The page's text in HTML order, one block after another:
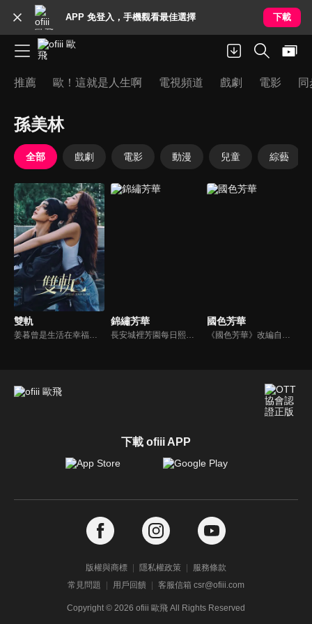
APP 免登入，手機觀看最佳選擇 下載
推薦 歐！這就是人生啊 電視頻道 戲劇 電影
孫美林
全部 戲劇 電影 動漫 兒童 綜藝
雙軌
姜暮曾是生活在幸福家庭中的小女孩，因父母離婚，生活發生巨變；而靳朝則隨父親移居泰國，成為地下賽車和拳場中的修車工。多年後，姜暮獨自前往泰國，揭開哥哥的秘密，兩人在異國重逢，從陌生到熟悉，共同面對生活的挑戰的故事。
錦繡芳華
長安城裡芳園每日熙來攘往，門庭若市，即便屢遭縣主李幼貞掣肘，依舊屹立不倒。萬國來朝時，芳園之主何惟芳臨危受命，於風雪中盛放牡丹，盡顯國色芳華，一時聲名大噪。經商致富之夢眼看就要成真，卻又突聞母親去世真相，對當下所為頓生迷茫，行商前路未卜。一次意外遇險，讓何惟芳豁然開朗，徹悟商人大義，轉以實業利民，教授百姓立業，創辦平價醫藥館“悟庸堂"造福萬民。同時暗中助力花鳥使蔣長揚與聖人，對抗意圖造反的寧王，重振國風。蔣長揚終與何惟芳心意互通，卻又不得不為大業而死。何惟芳決意要繼續實現二人共同的家國理想，她一邊行商濟民，一邊暗中籌措兵馬，欲助聖人捲土重來。生死關頭蔣長揚踏血而歸，與何惟芳所助河東軍並肩作戰，最終大敗寧王。諸事落定，國泰民安，牡丹芳飄萬里，春耕大地。
國色芳華
《國色芳華》改編自閱文集團旗下起點讀書作家意千重的同名小說，故事講述了商戶之女何惟芳，在“天下第一貪官”蔣長揚的協助下，從只有利益交換的婚姻中和離出戶。而後，何惟芳來到長安，憑藉培育稀世牡丹的高超技能和過人的經商頭腦與蔣長揚組成匠人與投資人組合，帶領一眾命運坎坷的女性開啟了創業之路。
下載 ofiii APP
版權與商標 隱私權政策
服務條款
常見問題
用戶回饋 客服信箱 csr@ofiii.com
Copyright © 2026 ofiii 歐飛 All Rights Reserved